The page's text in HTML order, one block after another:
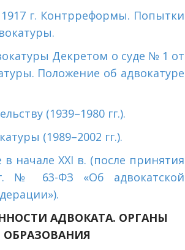
г. Контрреформы. Попытки
Декретом о суде № 1 от
Положение об адвокатуре
(1939–1980 гг.).
(1989–2002 гг.).
начале XXI в. (после принятия
№ 63-ФЗ «Об адвокатской
АДВОКАТА. ОРГАНЫ